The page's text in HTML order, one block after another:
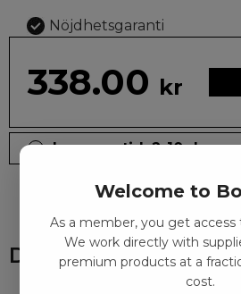
Nöjdhetsgaranti
338.00 kr
Leveranstid: 2-10 dagar
Du kanske också
Welcome to
As a member, you get access
We work directly with
premium products at a
cost.